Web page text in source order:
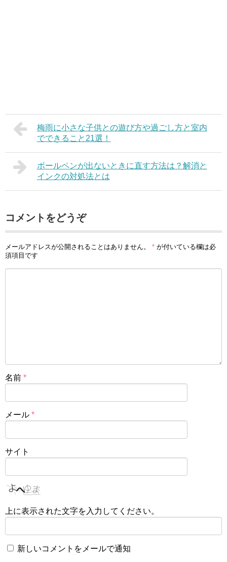
梅雨に小さな子供との遊び方や過ごし方と室内
でできること21選！
ボールペンが出ないときに直す方法は？解消と
インクの対処法とは
コメントをどうぞ
メールアドレスが公開されることはありません。 * が付いている欄は必
須項目です
名前 *
メール *
サイト
上に表示された文字を入力してください。
新しいコメントをメールで通知